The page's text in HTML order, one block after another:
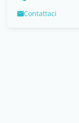
Contattaci